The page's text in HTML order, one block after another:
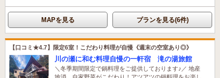
MAPを見る プランを見る(6件)
【口コミ★4.7】限定6室！こだわり料理が自慢《週末の空室あり◎》
川の瀬に和む料理自慢の一軒宿 滝の湯旅館
＼冬季期間限定で鍋料理をご提供しております♪／ 地産